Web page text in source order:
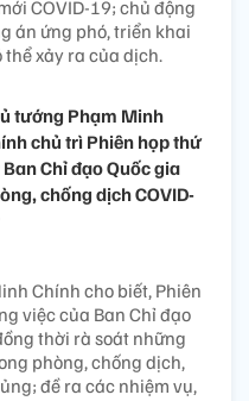
COVID-19; chủ động
án ứng phó, triển khai
xảy ra của dịch.
tướng Phạm Minh
chủ trì Phiên họp thứ
Ban Chỉ đạo Quốc gia
chống dịch COVID-
Chính cho biết, Phiên
việc của Ban Chỉ đạo
thời rà soát những
phòng, chống dịch,
đề ra các nhiệm vụ,